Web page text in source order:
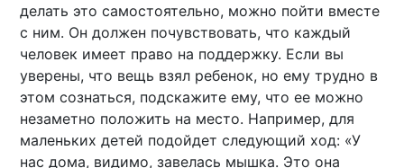
делать это самостоятельно, можно пойти вместе
с ним. Он должен почувствовать, что каждый
человек имеет право на поддержку. Если вы
уверены, что вещь взял ребенок, но ему трудно в
этом сознаться, подскажите ему, что ее можно
незаметно положить на место. Например, для
маленьких детей подойдет следующий ход: «У
нас дома, видимо, завелась мышка. Это она